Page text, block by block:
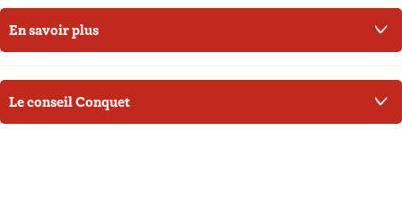
En savoir plus
Le conseil Conquet